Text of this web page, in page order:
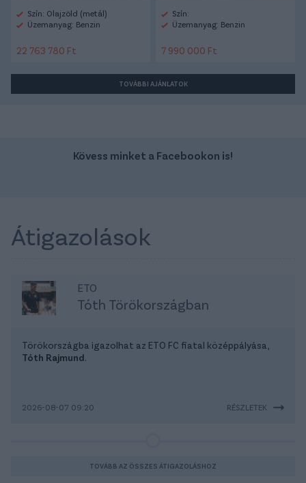
Szín: Olajzöld (metál)
Üzemanyag: Benzin
22 763 780 Ft
Szín:
Üzemanyag: Benzin
7 990 000 Ft
TOVÁBBI AJÁNLATOK
Kövess minket a Facebookon is!
Átigazolások
ETO
Tóth Törökországban
Törökországba igazolhat az ETO FC fiatal középpályása,
Tóth Rajmund.
2026-08-07 09:20 RÉSZLETEK
TOVÁBB AZ ÖSSZES ÁTIGAZOLÁSHOZ